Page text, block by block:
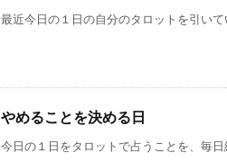
最近今日の１日の自分のタロットを引い
やめることを決める日
今日の１日をタロットで占うことを、毎